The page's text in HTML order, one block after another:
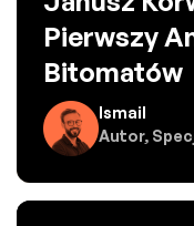
Pierwszy
Bitomatów
Ismail
Autor,